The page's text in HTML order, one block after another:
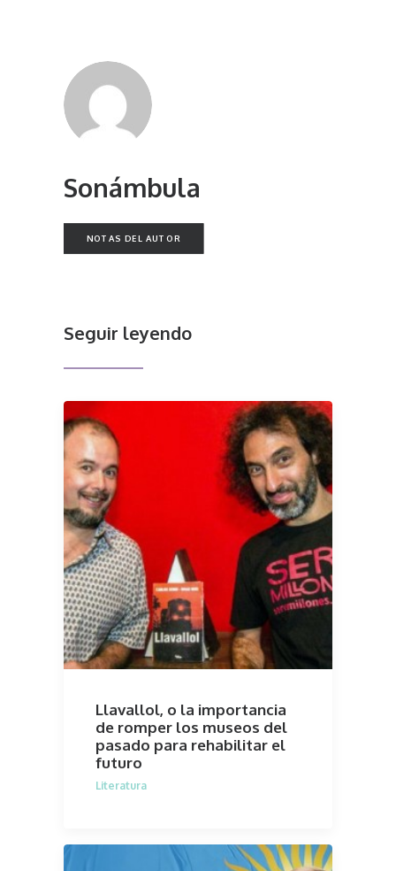
Sonámbula
NOTAS DEL AUTOR
Seguir leyendo
Llavallol, o la importancia
de romper los museos del
pasado para rehabilitar el
futuro
Literatura